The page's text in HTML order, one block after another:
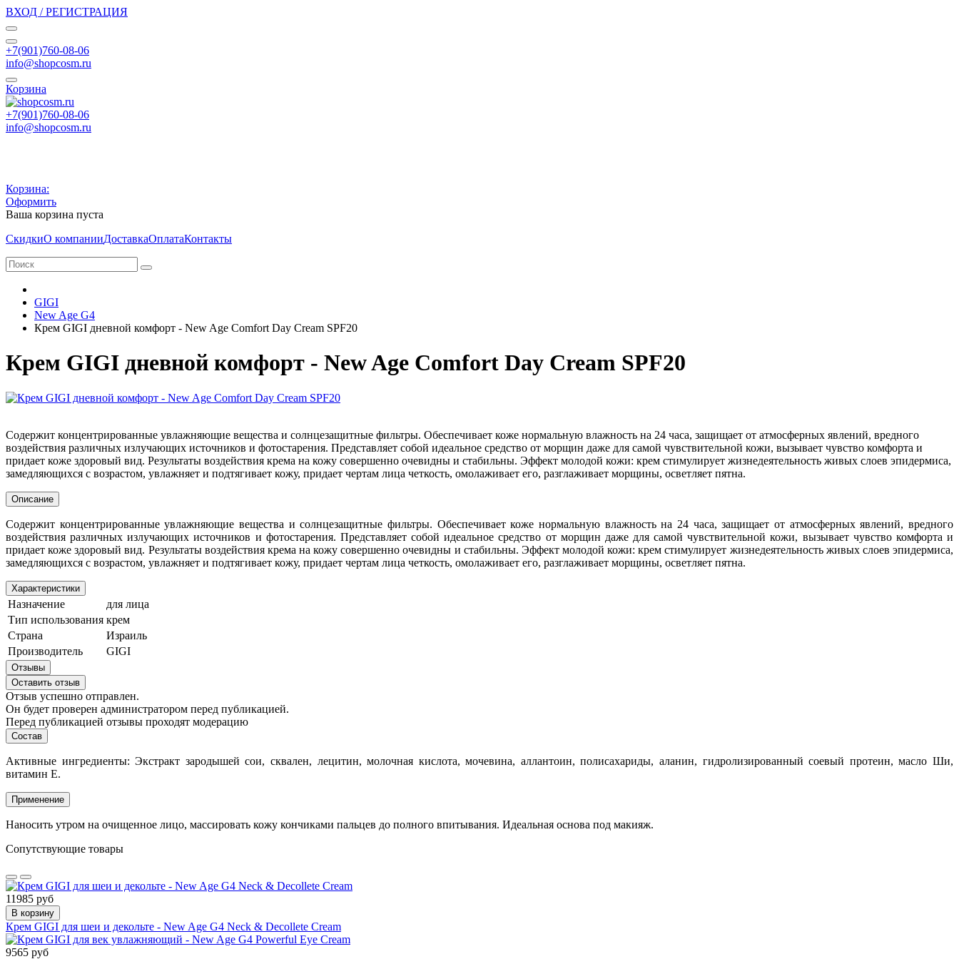
ВХОД / РЕГИСТРАЦИЯ
+7(901)760-08-06
info@shopcosm.ru
Корзина
+7(901)760-08-06
info@shopcosm.ru
Корзина:
Оформить
Ваша корзина пуста
СкидкиО компанииДоставкаОплатаКонтакты
GIGI
New Age G4
Крем GIGI дневной комфорт - New Age Comfort Day Cream SPF20
Крем GIGI дневной комфорт - New Age Comfort Day Cream SPF20
Содержит концентрированные увлажняющие вещества и солнцезащитные фильтры. Обеспечивает коже нормальную влажность на 24 часа, защищает от атмосферных явлений, вредного
воздействия различных излучающих источников и фотостарения. Представляет собой идеальное средство от морщин даже для самой чувствительной кожи, вызывает чувство комфорта и
придает коже здоровый вид. Результаты воздействия крема на кожу совершенно очевидны и стабильны. Эффект молодой кожи: крем стимулирует жизнедеятельность живых слоев эпидермиса,
замедляющихся с возрастом, увлажняет и подтягивает кожу, придает чертам лица четкость, омолаживает его, разглаживает морщины, осветляет пятна.
Описание
Содержит концентрированные увлажняющие вещества и солнцезащитные фильтры. Обеспечивает коже нормальную влажность на 24 часа, защищает от атмосферных явлений, вредного
воздействия различных излучающих источников и фотостарения. Представляет собой идеальное средство от морщин даже для самой чувствительной кожи, вызывает чувство комфорта и
придает коже здоровый вид. Результаты воздействия крема на кожу совершенно очевидны и стабильны. Эффект молодой кожи: крем стимулирует жизнедеятельность живых слоев эпидермиса,
замедляющихся с возрастом, увлажняет и подтягивает кожу, придает чертам лица четкость, омолаживает его, разглаживает морщины, осветляет пятна.
Характеристики
Назначение
для лица
Тип использования крем
Страна
Израиль
Производитель
GIGI
Отзывы
Оставить отзыв
Отзыв успешно отправлен.
Он будет проверен администратором перед публикацией.
Перед публикацией отзывы проходят модерацию
Состав
Активные ингредиенты: Экстракт зародышей сои, сквален, лецитин, молочная кислота, мочевина, аллантоин, полисахариды, аланин, гидролизированный соевый протеин, масло Ши,
витамин Е.
Применение
Наносить утром на очищенное лицо, массировать кожу кончиками пальцев до полного впитывания. Идеальная основа под макияж.
Сопутствующие товары
11985 руб
В корзину
Крем GIGI для шеи и декольте - New Age G4 Neck & Decollete Cream
9565 руб